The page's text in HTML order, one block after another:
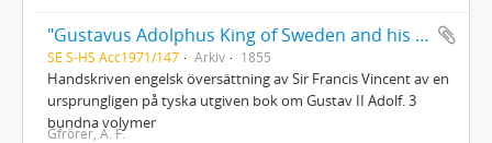
"Gustavus Adolphus King of Sweden and his times"
SE S-HS Acc1971/147 Arkiv 1855
Handskriven engelsk översättning av Sir Francis Vincent av en
ursprungligen på tyska utgiven bok om Gustav II Adolf. 3
bundna volymer
Gfrörer, A. F.